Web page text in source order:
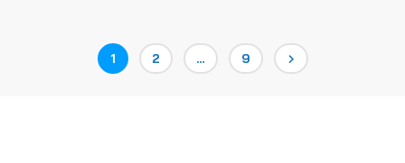
Page
1 Page
2 … Page
9